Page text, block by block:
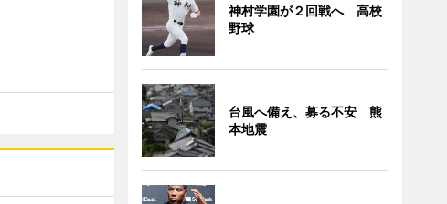
神村学園が２回戦へ 高校
野球
台風へ備え、募る不安 熊
本地震